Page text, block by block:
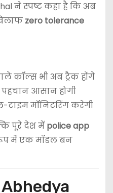
ने स्पष्ट कहा है कि अब
zero tolerance
कॉल्स भी अब ट्रैक होंगे
पहचान आसान होगी
मॉनिटरिंग करेगी
पूरे देश में police app
में एक मॉडल बन
Abhedya